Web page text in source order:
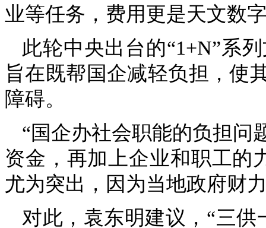
业等任务，费用更是天文数
此轮中央出台的“1+N”系
旨在既帮国企减轻负担，使
障碍。
“国企办社会职能的负担问
资金，再加上企业和职工的
尤为突出，因为当地政府财
对此，袁东明建议，“三